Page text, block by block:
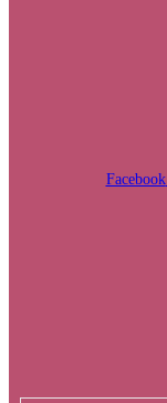
Facebook